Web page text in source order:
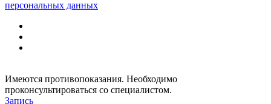
персональных данных
Имеются противопоказания. Необходимо
проконсультироваться со специалистом.
Запись